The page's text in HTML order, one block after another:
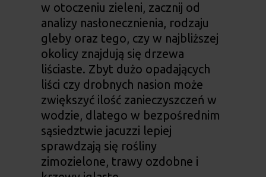
w otoczeniu zieleni, zacznij od
analizy nasłonecznienia, rodzaju
gleby oraz tego, czy w najbliższej
okolicy znajdują się drzewa
liściaste. Zbyt dużo opadających
liści czy drobnych nasion może
zwiększyć ilość zanieczyszczeń w
wodzie, dlatego w bezpośrednim
sąsiedztwie jacuzzi lepiej
sprawdzają się rośliny
zimozielone, trawy ozdobne i